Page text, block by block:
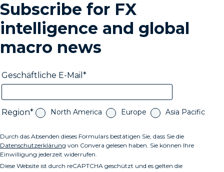
Subscribe for FX
intelligence and global
macro news
Geschäftliche E-Mail
Region North America Europe Asia Pacific
Durch das Absenden dieses Formulars bestätigen Sie, dass Sie die
Datenschutzerklärung von Convera gelesen haben. Sie können Ihre
Einwilligung jederzeit widerrufen.
Diese Website ist durch reCAPTCHA geschützt und es gelten die